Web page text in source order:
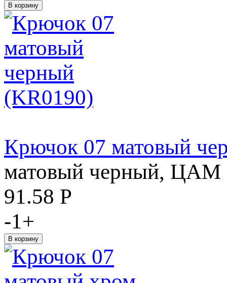
Крючок 07 матовый
матовый черный, ЦАМ
91.58 Р
-1+